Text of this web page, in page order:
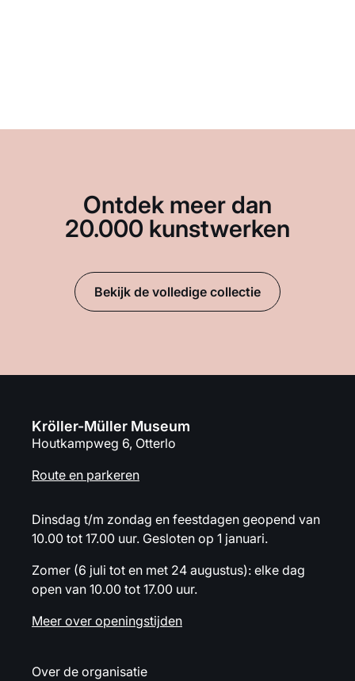
Ontdek meer dan
20.000 kunstwerken
Bekijk de volledige collectie
Kröller-Müller Museum
Houtkampweg 6, Otterlo
Route en parkeren
Dinsdag t/m zondag en feestdagen geopend van
10.00 tot 17.00 uur. Gesloten op 1 januari.
Zomer (6 juli tot en met 24 augustus): elke dag
open van 10.00 tot 17.00 uur.
Meer over openingstijden
Over de organisatie